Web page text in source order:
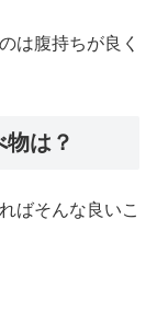
は腹持ちが良く
は？
ばそんな良いこ